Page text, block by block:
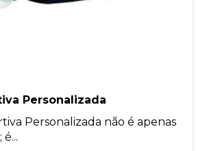
Personalizada
Personalizada não é apenas